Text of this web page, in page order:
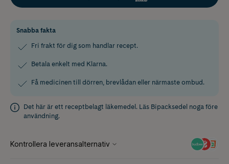
Snabba fakta
Fri frakt för dig som handlar recept.
Betala enkelt med Klarna.
Få medicinen till dörren, brevlådan eller närmaste ombud.
Det här är ett receptbelagt läkemedel. Läs Bipacksedel noga före
användning.